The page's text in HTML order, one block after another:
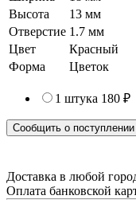
Высота
13 мм
Отверстие 1.7 мм
Цвет
Красный
Форма
Цветок
1 штука 180 ₽
Сообщить о поступлении
Доставка в любой
Оплата банковской